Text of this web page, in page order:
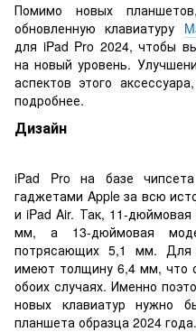
Помимо новых
обновленную клавиатуру
для iPad Pro 2024, чтобы
на новый уровень.
аспектов этого
подробнее.
Дизайн
iPad Pro на базе
гаджетами Apple за всю
и iPad Air. Так, 11-
мм, а 13-дюймовая
потрясающих 5,1 мм. Для
имеют толщину 6,4 мм, что
обоих случаях. Именно
новых клавиатур нужно
планшета образца 2024 года.